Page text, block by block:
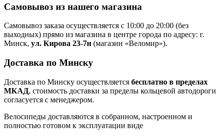
Самовывоз из нашего магазина
Самовывоз заказа осуществляется с 10:00 до 20:00 (без
выходных) прямо из магазина в центре города по адресу: г.
Минск, ул. Кирова 23-7н (магазин «Веломир»).
Доставка по Минску
Доставка по Минску осуществляется бесплатно в пределах
МКАД, стоимость доставки за пределы кольцевой автодороги
согласуется с менеджером.
Велосипеды доставляются в собранном, настроенном и
полностью готовом к эксплуатации виде